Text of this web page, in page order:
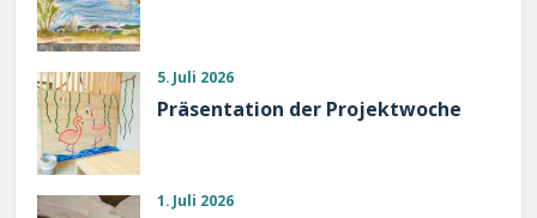
5. Juli 2026
Präsentation der Projektwoche
1. Juli 2026